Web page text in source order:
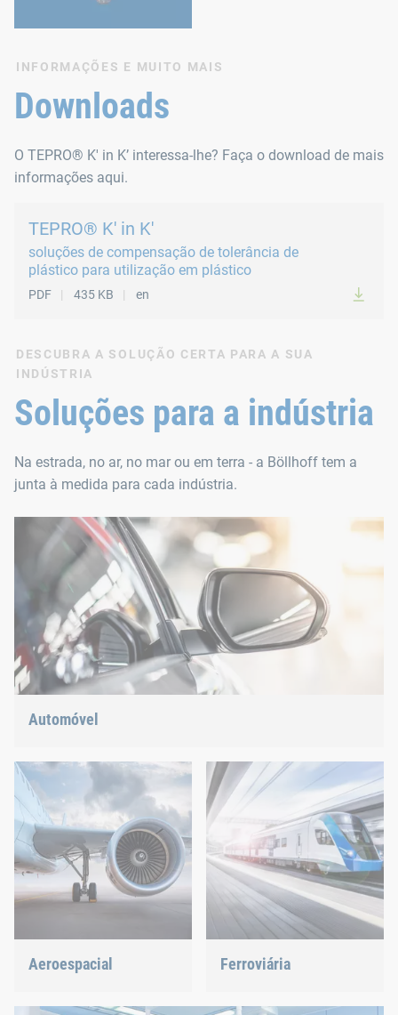
INFORMAÇÕES E MUITO MAIS
Downloads
O TEPRO® K' in K’ interessa-lhe? Faça o download de mais
informações aqui.
TEPRO® K' in K'
soluções de compensação de tolerância de
plástico para utilização em plástico
PDF 435 KB en
DESCUBRA A SOLUÇÃO CERTA PARA A SUA
INDÚSTRIA
Soluções para a indústria
Na estrada, no ar, no mar ou em terra - a Böllhoff tem a
junta à medida para cada indústria.
Automóvel
Temos a resposta certa para as tendências atuais.
Aeroespacial
máxima segurança com
Ferroviária
rebites, clinching ou gestão